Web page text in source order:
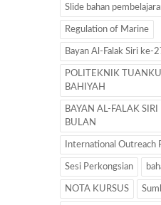
Slide bahan
Regulation of Marine
Bayan Al-Falak Siri ke-
POLITEKNIK
BAHIYAH
BAYAN AL-FALAK
BULAN
International Outreach
Sesi Perkongsian
NOTA KURSUS